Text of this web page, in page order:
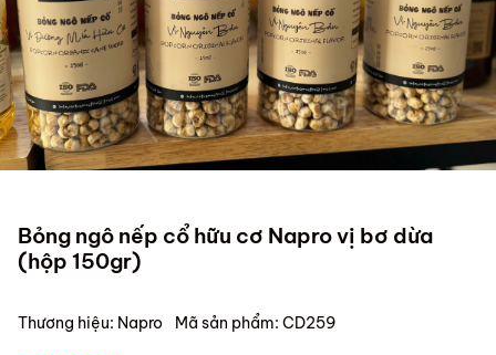
Bỏng ngô nếp cổ hữu cơ Napro vị bơ dừa
(hộp 150gr)
Thương hiệu: Napro Mã sản phẩm: CD259